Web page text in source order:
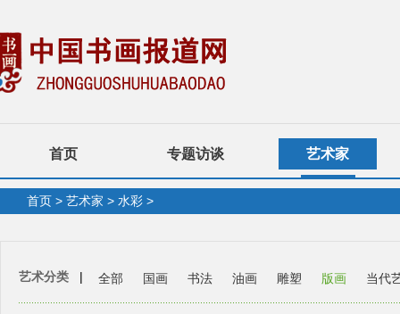
首页 专题访谈 艺术家
首页 > 艺术家 > 水彩 >
艺术分类 | 全部 国画 书法 油画 雕塑 版画 当代